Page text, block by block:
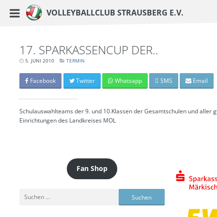
https://www.vc-strausberg.de/wp-content/themes/siehste/images/
Zum
Volleyballclub Strausberg e.V.
Haupt-Menü
17. SPARKASSENCUP DER..
5. JUNI 2010LETZTE
15.
2024
-
UHR
TERMIN
Facebook Twitter Whatsapp SMS Email
Schulauswahlteams der 9. und 10.Klassen der Gesamtschulen und aller
Einrichtungen des Landkreises MOL
Fan Shop
Suchen